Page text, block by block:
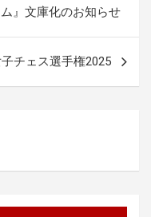
』文庫化のお知らせ
チェス選手権2025